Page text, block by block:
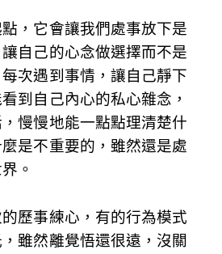
，它會讓我們處事放下是
自己的心念做選擇而不是
次遇到事情，讓自己靜下
到自己內心的私心雜念，
慢慢地能一點點理清楚什
是不重要的，雖然還是處
。
歷事練心，有的行為模式
雖然離覺悟還很遠，沒關